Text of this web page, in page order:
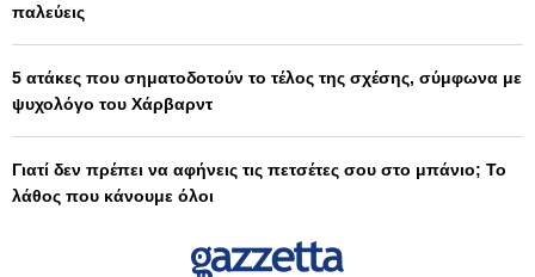
παλεύεις
5 ατάκες που σηματοδοτούν το τέλος της σχέσης, σύμφωνα με
ψυχολόγο του Χάρβαρντ
Γιατί δεν πρέπει να αφήνεις τις πετσέτες σου στο μπάνιο; Το
λάθος που κάνουμε όλοι